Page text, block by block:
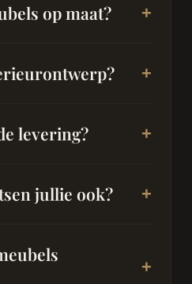
op maat?
levering?
jullie ook?